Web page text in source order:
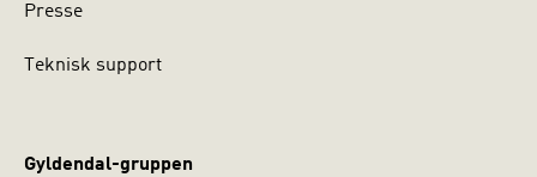
Presse
Teknisk support
Gyldendal-gruppen